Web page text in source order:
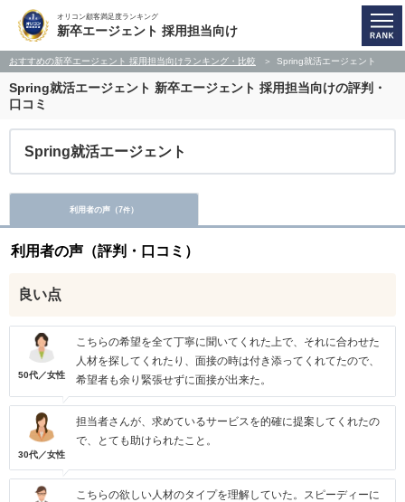
オリコン顧客満足度ランキング
新卒エージェント 採用担当向け
おすすめの新卒エージェント 採用担当向けランキング・比較 Spring就活エージェント
Spring就活エージェント 新卒エージェント 採用担当向けの評判・
口コミ
Spring就活エージェント
利用者の声（7件）
利用者の声（評判・口コミ）
良い点
50代／女性
こちらの希望を全て丁寧に聞いてくれた上で、それに合わせた
人材を探してくれたり、面接の時は付き添ってくれてたので、
希望者も余り緊張せずに面接が出来た。
30代／女性
担当者さんが、求めているサービスを的確に提案してくれたの
で、とても助けられたこと。
こちらの欲しい人材のタイプを理解していた。スピーディーに